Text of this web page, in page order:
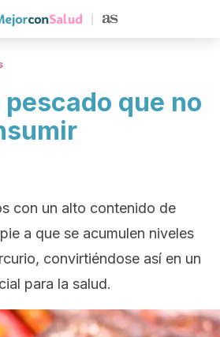
que no
con un alto contenido de
a que se acumulen niveles
convirtiéndose así en un
para la salud.